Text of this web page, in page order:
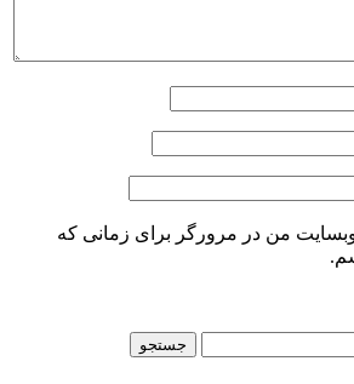
وبسایت من در مرورگر برای زمانی که